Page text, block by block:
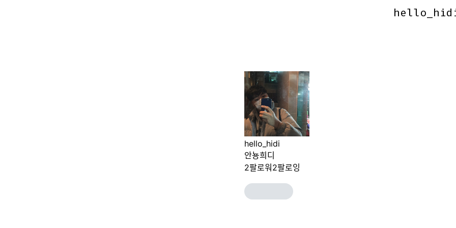
hello_hidi
안뇽희디
2팔로워 2팔로잉